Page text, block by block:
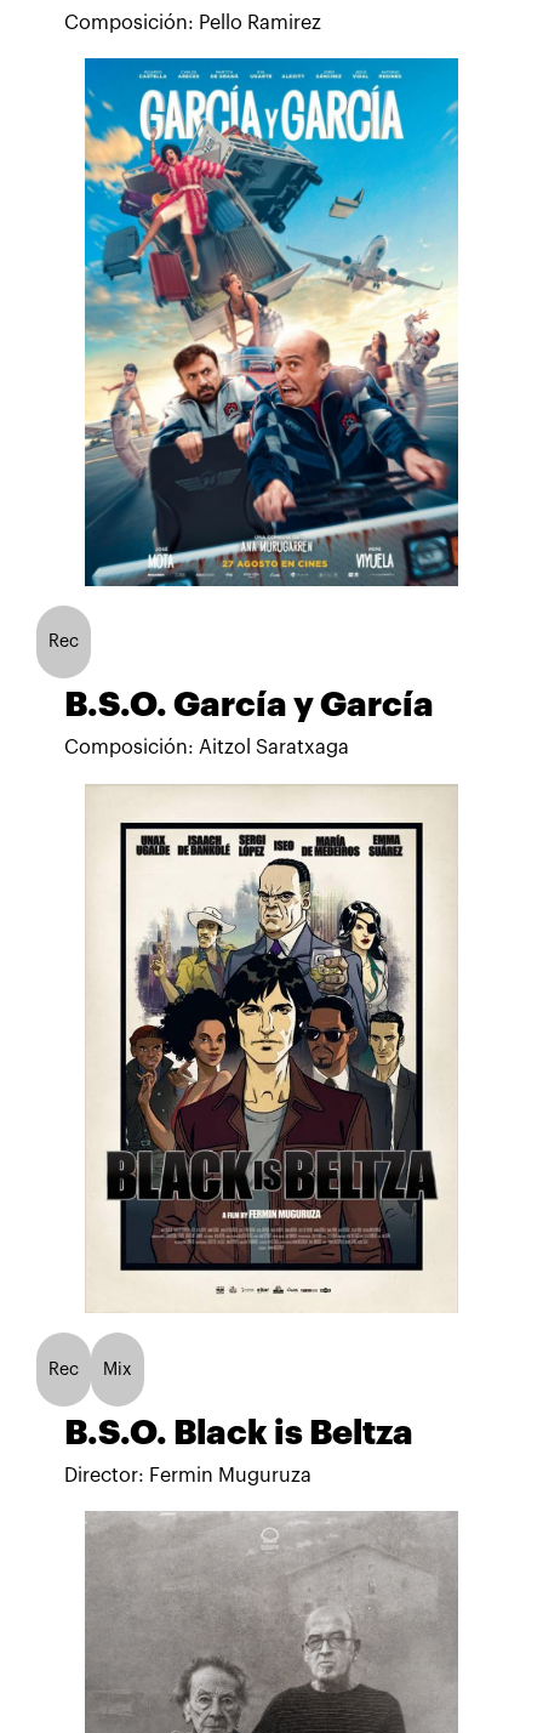
Composición: Pello Ramirez
Rec
B.S.O. García y García
Composición: Aitzol Saratxaga
Rec Mix
B.S.O. Black is Beltza
Director: Fermin Muguruza